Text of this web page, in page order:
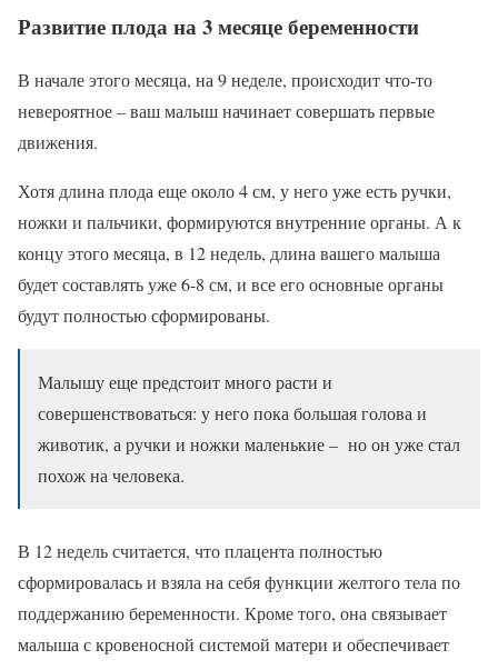
Развитие плода на 3 месяце беременности
В начале этого месяца, на 9 неделе, происходит что-то
невероятное – ваш малыш начинает совершать первые
движения.
Хотя длина плода еще около 4 см, у него уже есть ручки,
ножки и пальчики, формируются внутренние органы. А к
концу этого месяца, в 12 недель, длина вашего малыша
будет составлять уже 6-8 см, и все его основные органы
будут полностью сформированы.
Малышу еще предстоит много расти и
совершенствоваться: у него пока большая голова и
животик, а ручки и ножки маленькие – но он уже стал
похож на человека.
В 12 недель считается, что плацента полностью
сформировалась и взяла на себя функции желтого тела по
поддержанию беременности. Кроме того, она связывает
малыша с кровеносной системой матери и обеспечивает